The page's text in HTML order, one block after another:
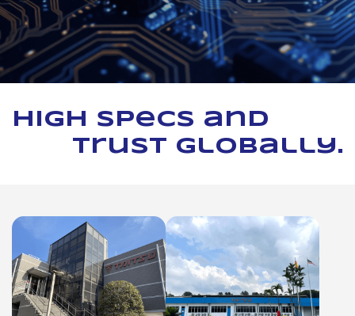
High specs and
trust globally.